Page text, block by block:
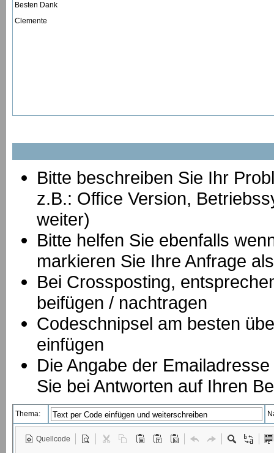
Besten Dank
Clemente
Bitte beschreiben Sie Ihr
z.B.: Office Version,
weiter)
Bitte helfen Sie ebenfalls
markieren Sie Ihre Anfrage
Bei Crossposting,
beifügen / nachtragen
Codeschnipsel am besten
einfügen
Die Angabe der
Sie bei Antworten auf Ihren
Thema:
Quellcode